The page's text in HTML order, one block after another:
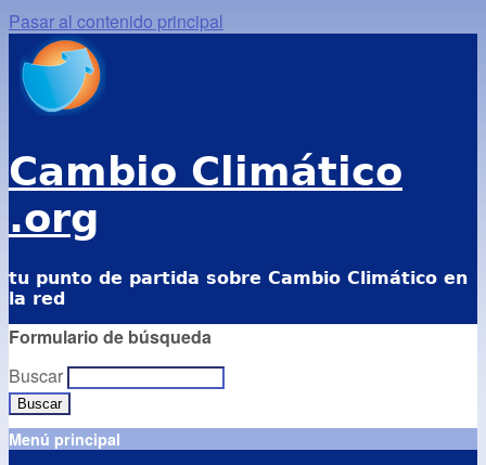
Pasar al contenido principal
Cambio Climático
.org
tu punto de partida sobre Cambio Climático en
la red
Formulario de búsqueda
Buscar
Menú principal